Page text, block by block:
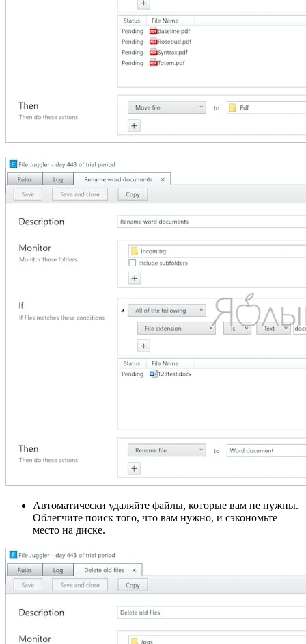
Автоматически удаляйте файлы, которые вам не нужны.
Облегчите поиск того, что вам нужно, и сэкономьте
место на диске.